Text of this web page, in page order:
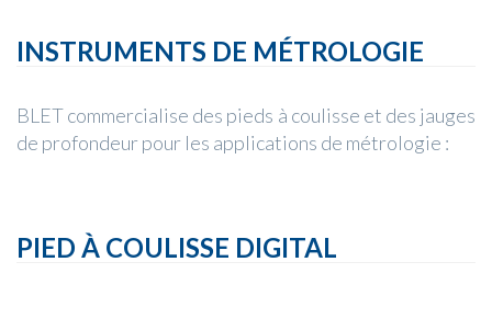
INSTRUMENTS DE MÉTROLOGIE
BLET commercialise des pieds à coulisse et des jauges
de profondeur pour les applications de métrologie :
PIED À COULISSE DIGITAL